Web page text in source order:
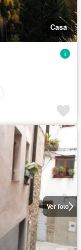
Casa
Ver foto